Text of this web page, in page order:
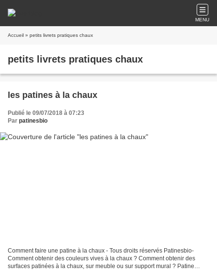
MENU
Accueil » petits livrets pratiques chaux
petits livrets pratiques chaux
les patines à la chaux
Publié le 09/07/2018 à 07:23
Par patinesbio
Comment faire une patine à la chaux - Tous droits réservés Patinesbio-
Comment obtenir des couleurs vives à la chaux ? Comment obtenir des
surfaces patinées à la chaux, sur meuble ou sur support mural ? Patine